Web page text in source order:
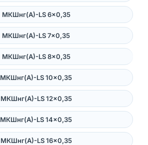
МКШнг(А)-LS 6×0,35
МКШнг(А)-LS 7×0,35
МКШнг(А)-LS 8×0,35
МКШнг(А)-LS 10×0,35
МКШнг(А)-LS 12×0,35
МКШнг(А)-LS 14×0,35
МКШнг(А)-LS 16×0,35